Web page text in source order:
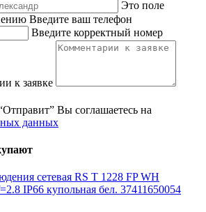
Это поле
Введите ваш телефон
Введите корректный номер
к заявке
Вы соглашаетесь на
данных